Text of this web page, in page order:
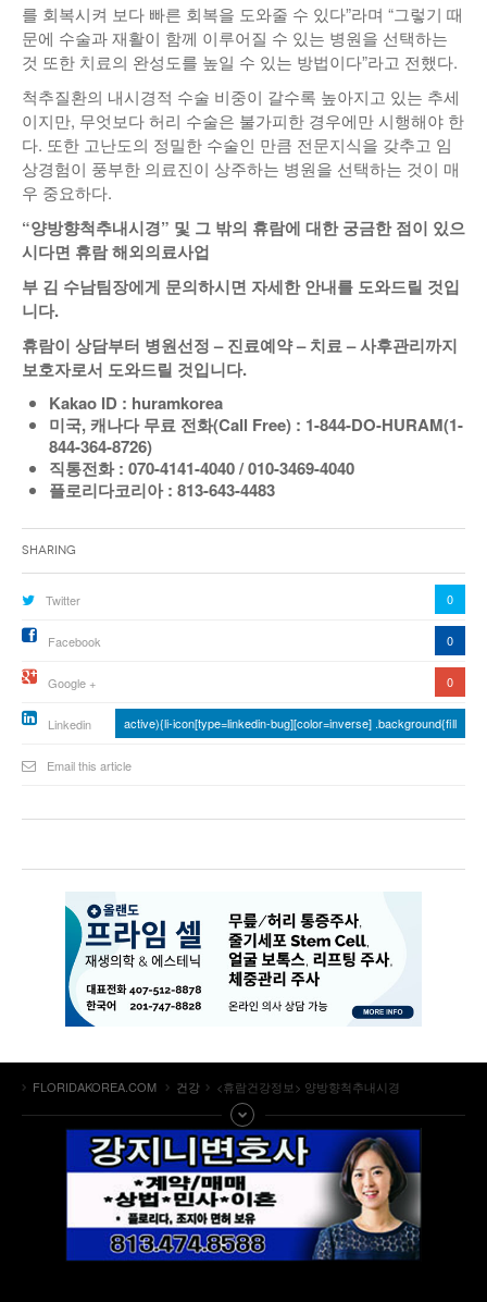
를 회복시켜 보다 빠른 회복을 도와줄 수 있다”라며 “그렇기 때
문에 수술과 재활이 함께 이루어질 수 있는 병원을 선택하는
것 또한 치료의 완성도를 높일 수 있는 방법이다”라고 전했다.
척추질환의 내시경적 수술 비중이 갈수록 높아지고 있는 추세
이지만, 무엇보다 허리 수술은 불가피한 경우에만 시행해야 한
다. 또한 고난도의 정밀한 수술인 만큼 전문지식을 갖추고 임
상경험이 풍부한 의료진이 상주하는 병원을 선택하는 것이 매
우 중요하다.
“양방향척추내시경” 및 그 밖의 휴람에 대한 궁금한 점이 있으
시다면 휴람 해외의료사업
부 김 수남팀장에게 문의하시면 자세한 안내를 도와드릴 것입
니다.
휴람이 상담부터 병원선정 –진료예약–치료–사후관리까지
보호자로서 도와드릴 것입니다.
Kakao ID : huramkorea
미국,캐나다 무료 전화(Call Free) : 1-844-DO-HURAM(1-
844-364-8726)
직통전화: 070-4141-4040 / 010-3469-4040
플로리다코리아: 813-643-4483
Sharing
Twitter 0
Facebook 0
Google + 0
Linkedin active){li-icon[type=linkedin-bug][color=inverse] .background{fill
Email this article
FLORIDAKOREA.COM 건강 <휴람건강정보> 양방향척추내시경